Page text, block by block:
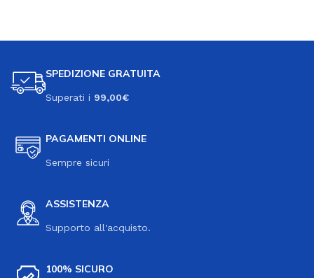
SPEDIZIONE GRATUITA
Superati i 99,00€
PAGAMENTI ONLINE
Sempre sicuri
ASSISTENZA
Supporto all'acquisto.
100% SICURO